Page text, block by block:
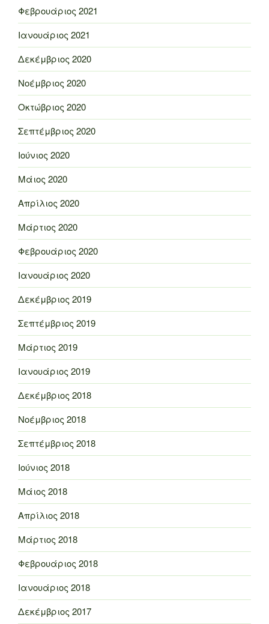
Φεβρουάριος 2021
Ιανουάριος 2021
Δεκέμβριος 2020
Νοέμβριος 2020
Οκτώβριος 2020
Σεπτέμβριος 2020
Ιούνιος 2020
Μάιος 2020
Απρίλιος 2020
Μάρτιος 2020
Φεβρουάριος 2020
Ιανουάριος 2020
Δεκέμβριος 2019
Σεπτέμβριος 2019
Μάρτιος 2019
Ιανουάριος 2019
Δεκέμβριος 2018
Νοέμβριος 2018
Σεπτέμβριος 2018
Ιούνιος 2018
Μάιος 2018
Απρίλιος 2018
Μάρτιος 2018
Φεβρουάριος 2018
Ιανουάριος 2018
Δεκέμβριος 2017